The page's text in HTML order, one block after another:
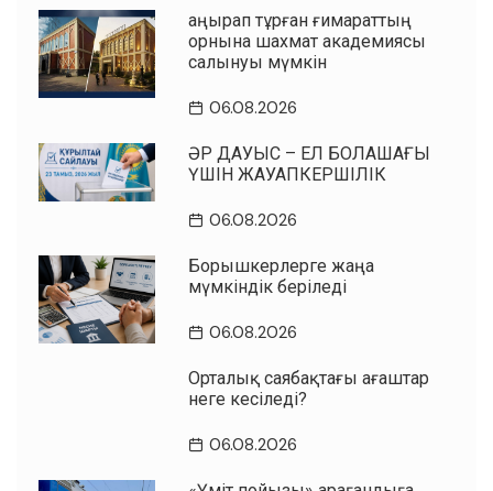
Қаңырап тұрған ғимараттың
орнына шахмат академиясы
салынуы мүмкін
06.08.2026
ӘР ДАУЫС – ЕЛ БОЛАШАҒЫ
ҮШІН ЖАУАПКЕРШІЛІК
06.08.2026
Борышкерлерге жаңа
мүмкіндік беріледі
06.08.2026
Орталық саябақтағы ағаштар
неге кесіледі?
06.08.2026